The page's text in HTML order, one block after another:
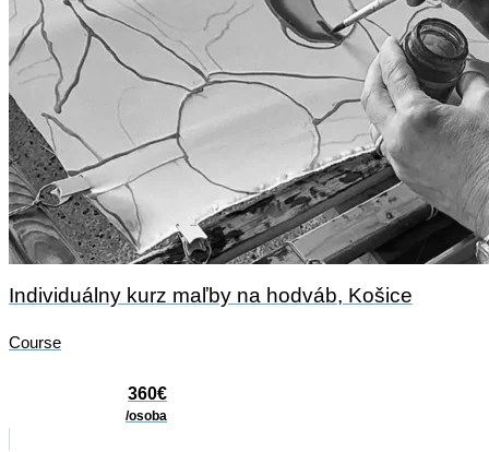
Individuálny kurz maľby na hodváb, Košice
Course
360€
/osoba